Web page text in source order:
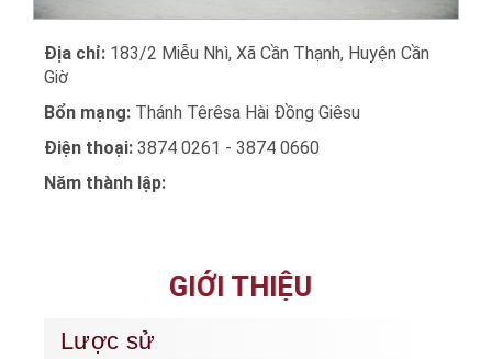
Địa chỉ: 183/2 Miễu Nhì, Xã Cần Thạnh, Huyện Cần
Giờ
Bổn mạng: Thánh Têrêsa Hài Đồng Giêsu
Điện thoại: 3874 0261 - 3874 0660
Năm thành lập:
GIỚI THIỆU
Lược sử